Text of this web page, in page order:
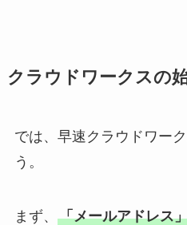
クラウドワークスの
では、早速クラウドワー
う。
まず、 「メールアドレス